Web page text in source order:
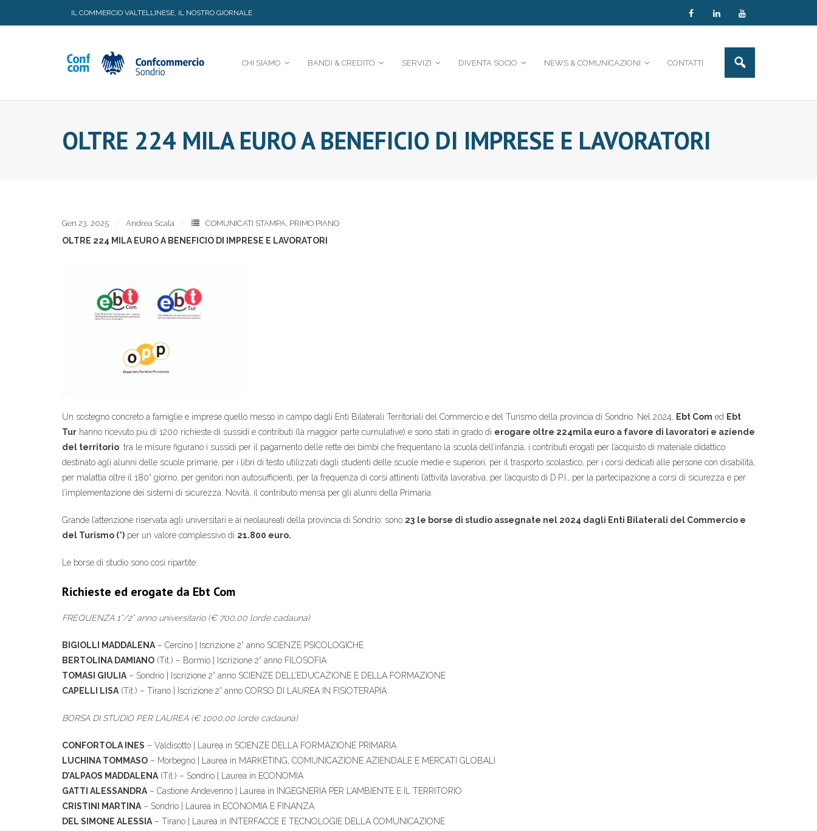
IL COMMERCIO VALTELLINESE, IL NOSTRO GIORNALE
CHI SIAMO BANDI & CREDITO SERVIZI DIVENTA SOCIO NEWS & COMUNICAZIONI CONTATTI
OLTRE 224 MILA EURO A BENEFICIO DI IMPRESE E LAVORATORI
Gen 23, 2025 Andrea Scala COMUNICATI STAMPA, PRIMO PIANO
OLTRE 224 MILA EURO A BENEFICIO DI IMPRESE E LAVORATORI
Un sostegno concreto a famiglie e imprese quello messo in campo dagli Enti Bilaterali Territoriali del Commercio e del Turismo della provincia di Sondrio. Nel 2024, Ebt Com ed Ebt
Tur hanno ricevuto più di 1200 richieste di sussidi e contributi (la maggior parte cumulative) e sono stati in grado di erogare oltre 224mila euro a favore di lavoratori e aziende
del territorio: tra le misure figurano i sussidi per il pagamento delle rette dei bimbi che frequentano la scuola dell’infanzia, i contributi erogati per l’acquisto di materiale didattico
destinato agli alunni delle scuole primarie, per i libri di testo utilizzati dagli studenti delle scuole medie e superiori, per il trasporto scolastico, per i corsi dedicati alle persone con disabilità,
per malattia oltre il 180° giorno, per genitori non autosufficienti, per la frequenza di corsi attinenti l’attività lavorativa, per l’acquisto di D.P.I., per la partecipazione a corsi di sicurezza e per
l’implementazione dei sistemi di sicurezza. Novità, il contributo mensa per gli alunni della Primaria.
Grande l’attenzione riservata agli universitari e ai neolaureati della provincia di Sondrio: sono 23 le borse di studio assegnate nel 2024 dagli Enti Bilaterali del Commercio e
del Turismo (*) per un valore complessivo di 21.800 euro.
Le borse di studio sono così ripartite:
Richieste ed erogate da Ebt Com
FREQUENZA 1°/2° anno universitario (€ 700,00 lorde cadauna)
BIGIOLLI MADDALENA – Cercino | Iscrizione 2° anno SCIENZE PSICOLOGICHE
BERTOLINA DAMIANO (Tit.) – Bormio | Iscrizione 2° anno FILOSOFIA
TOMASI GIULIA – Sondrio | Iscrizione 2° anno SCIENZE DELL’EDUCAZIONE E DELLA FORMAZIONE
CAPELLI LISA (Tit.) – Tirano | Iscrizione 2° anno CORSO DI LAUREA IN FISIOTERAPIA
BORSA DI STUDIO PER LAUREA (€ 1000,00 lorde cadauna)
CONFORTOLA INES – Valdisotto | Laurea in SCIENZE DELLA FORMAZIONE PRIMARIA
LUCHINA TOMMASO – Morbegno | Laurea in MARKETING, COMUNICAZIONE AZIENDALE E MERCATI GLOBALI
D’ALPAOS MADDALENA (Tit.) – Sondrio | Laurea in ECONOMIA
GATTI ALESSANDRA – Castione Andevenno | Laurea in INGEGNERIA PER L’AMBIENTE E IL TERRITORIO
CRISTINI MARTINA – Sondrio | Laurea in ECONOMIA E FINANZA
DEL SIMONE ALESSIA – Tirano | Laurea in INTERFACCE E TECNOLOGIE DELLA COMUNICAZIONE